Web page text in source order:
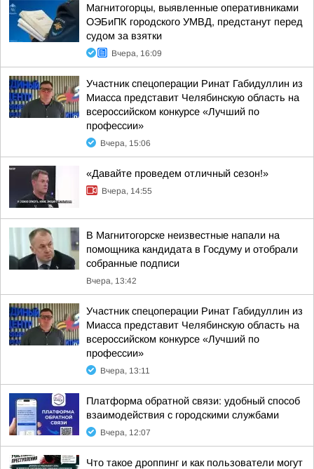
Магнитогорцы, выявленные оперативниками
ОЭБиПК городского УМВД, предстанут перед
судом за взятки
Вчера, 16:09
Участник спецоперации Ринат Габидуллин из
Миасса представит Челябинскую область на
всероссийском конкурсе «Лучший по
профессии»
Вчера, 15:06
«Давайте проведем отличный сезон!»
Вчера, 14:55
В Магнитогорске неизвестные напали на
помощника кандидата в Госдуму и отобрали
собранные подписи
Вчера, 13:42
Участник спецоперации Ринат Габидуллин из
Миасса представит Челябинскую область на
всероссийском конкурсе «Лучший по
профессии»
Вчера, 13:11
Платформа обратной связи: удобный способ
взаимодействия с городскими службами
Вчера, 12:07
Что такое дроппинг и как пользователи могут